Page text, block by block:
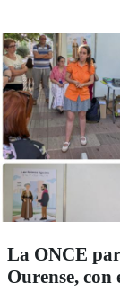
La ONCE
Ourense,